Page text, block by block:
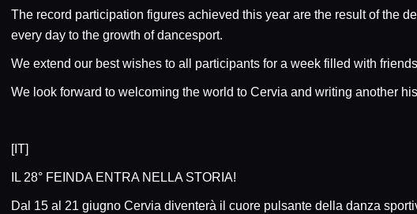
The record participation figures achieved this year are the result of the
every day to the growth of dancesport.
We extend our best wishes to all participants for a week filled with
We look forward to welcoming the world to Cervia and writing another
[IT]
IL 28° FEINDA ENTRA NELLA STORIA!
Dal 15 al 21 giugno Cervia diventerà il cuore pulsante della danza